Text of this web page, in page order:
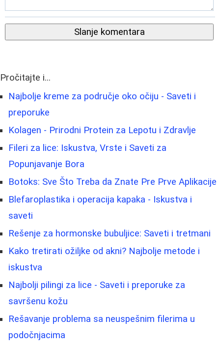
Slanje komentara
Pročitajte i...
Najbolje kreme za područje oko očiju - Saveti i
preporuke
Kolagen - Prirodni Protein za Lepotu i Zdravlje
Fileri za lice: Iskustva, Vrste i Saveti za
Popunjavanje Bora
Botoks: Sve Što Treba da Znate Pre Prve Aplikacije
Blefaroplastika i operacija kapaka - Iskustva i
saveti
Rešenje za hormonske bubuljice: Saveti i tretmani
Kako tretirati ožiljke od akni? Najbolje metode i
iskustva
Najbolji pilingi za lice - Saveti i preporuke za
savršenu kožu
Rešavanje problema sa neuspešnim filerima u
podočnjacima